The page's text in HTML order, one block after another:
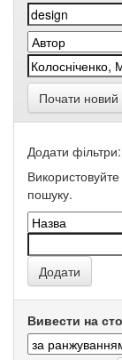
Почати
Додати фільтри:
пошуку.
Вивести на